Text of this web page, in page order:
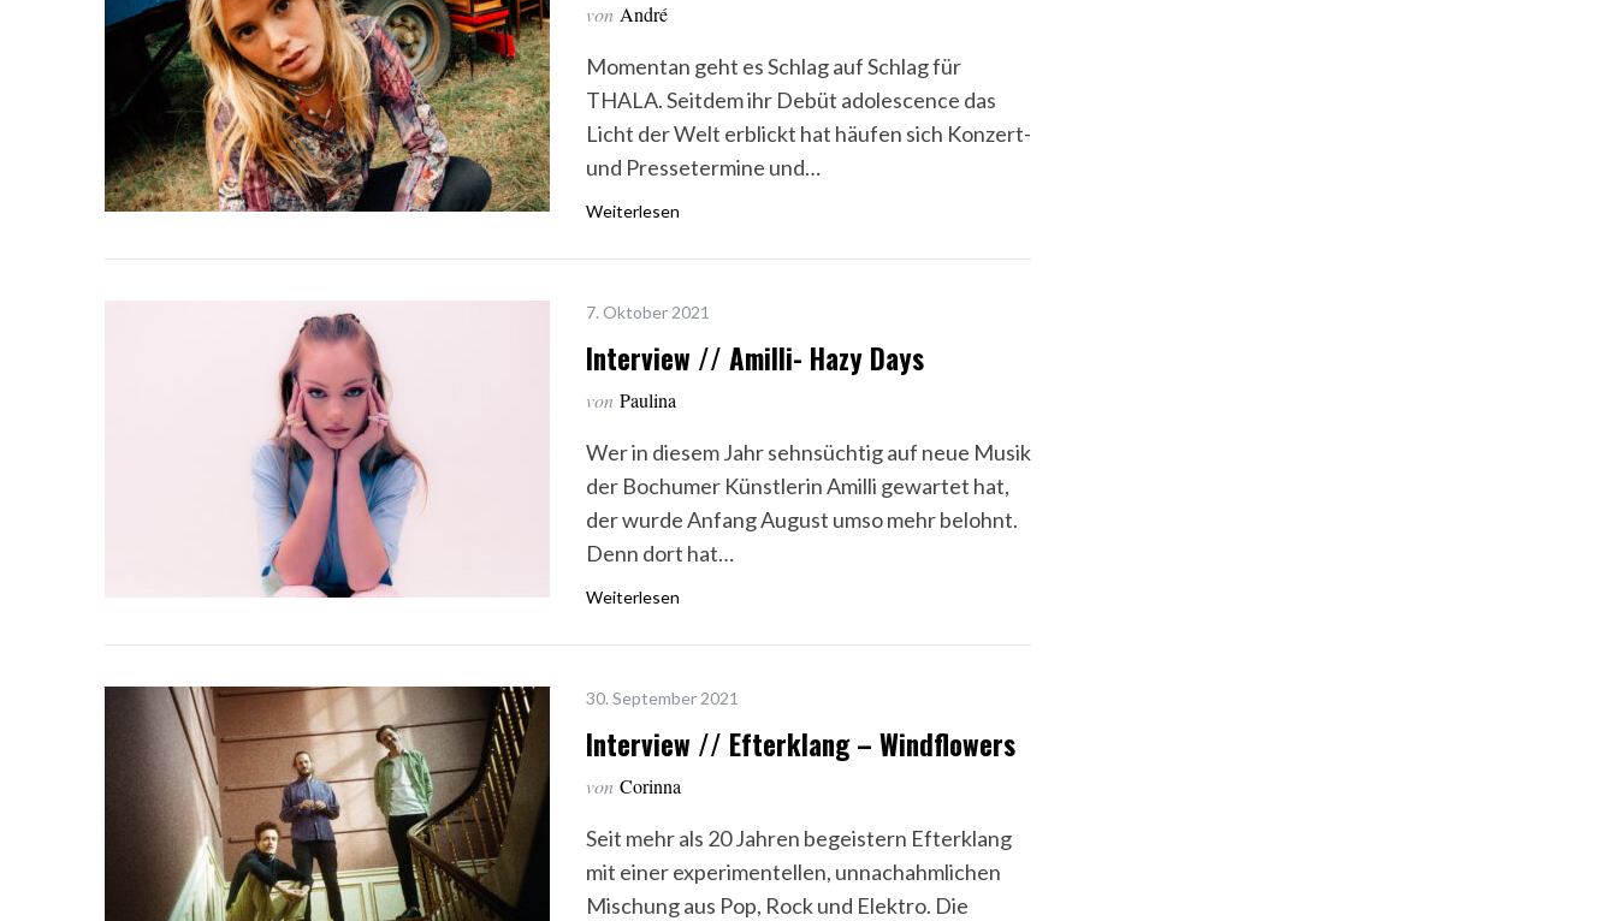
von André
Momentan geht es Schlag auf Schlag für
THALA. Seitdem ihr Debüt adolescence das
Licht der Welt erblickt hat häufen sich Konzert-
und Pressetermine und…
Weiterlesen
7. Oktober 2021
Interview // Amilli- Hazy Days
von Paulina
Wer in diesem Jahr sehnsüchtig auf neue Musik
der Bochumer Künstlerin Amilli gewartet hat,
der wurde Anfang August umso mehr belohnt.
Denn dort hat…
Weiterlesen
30. September 2021
Interview // Efterklang – Windflowers
von Corinna
Seit mehr als 20 Jahren begeistern Efterklang
mit einer experimentellen, unnachahmlichen
Mischung aus Pop, Rock und Elektro. Die